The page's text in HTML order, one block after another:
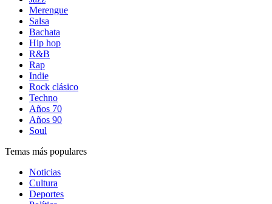
Merengue
Salsa
Bachata
Hip hop
R&B
Rap
Indie
Rock clásico
Techno
Años 70
Años 90
Soul
Temas más populares
Noticias
Cultura
Deportes